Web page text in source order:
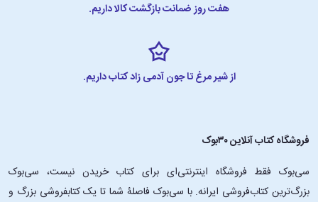
هفت روز ضمانت بازگشت کالا داریم.
از شیر مرغ تا جون آدمی زاد کتاب داریم.
فروشگاه کتاب آنلاین ۳۰بوک
سی‌بوک فقط فروشگاه اینترنتی‌ای برای کتاب خریدن نیست، سی‌بوک
بزرگ‌ترین کتاب‌فروشی ایرانه. با سی‌بوک فاصلۀ شما تا یک کتابفروشی بزرگ و